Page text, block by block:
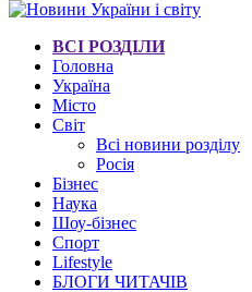
ВСІ РОЗДІЛИ
Головна
Україна
Місто
Світ
Всі новини розділу
Росія
Бізнес
Наука
Шоу-бізнес
Спорт
Lifestyle
БЛОГИ ЧИТАЧІВ